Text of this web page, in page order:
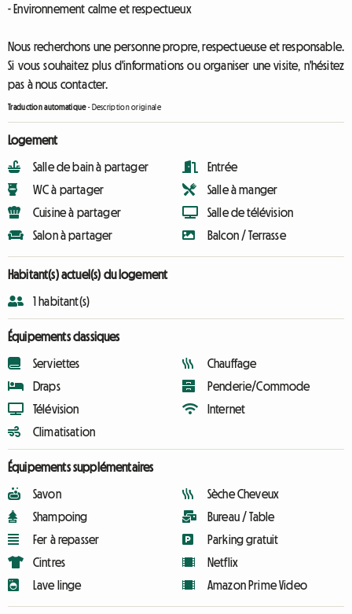
- Environnement calme et respectueux
Nous recherchons une personne propre, respectueuse et responsable.
Si vous souhaitez plus d'informations ou organiser une visite, n'hésitez
pas à nous contacter.
Traduction automatique- Description originale
Logement
Salle de bain à partager
WC à partager
Cuisine à partager
Salon à partager
Entrée
Salle à manger
Salle de télévision
Balcon / Terrasse
Habitant(s) actuel(s) du logement
1 habitant(s)
Équipements classiques
Serviettes
Draps
Télévision
Climatisation
Chauffage
Penderie/Commode
Internet
Équipements supplémentaires
Savon
Shampoing
Fer à repasser
Cintres
Lave linge
Sèche Cheveux
Bureau / Table
Parking gratuit
Netflix
Amazon Prime Video